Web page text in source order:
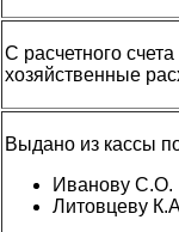
С расчетного
хозяйственные
Выдано из кассы
Иванову С.О.
Литовцеву